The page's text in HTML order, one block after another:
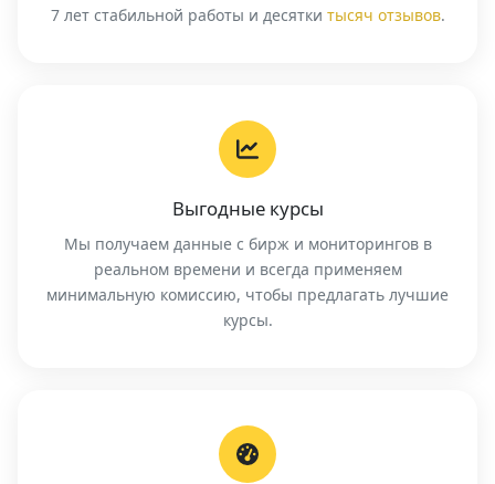
7 лет стабильной работы и десятки тысяч отзывов.
Выгодные курсы
Мы получаем данные с бирж и мониторингов в
реальном времени и всегда применяем
минимальную комиссию, чтобы предлагать лучшие
курсы.